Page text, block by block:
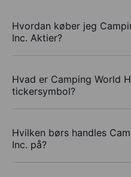
Hvordan køber jeg
Inc. Aktier?
Hvad er Camping World
tickersymbol?
Hvilken børs handles
Inc. på?